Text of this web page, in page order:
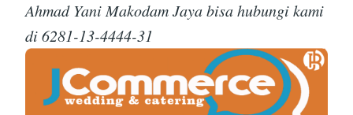
Ahmad Yani Makodam Jaya bisa hubungi kami
di 6281-13-4444-31